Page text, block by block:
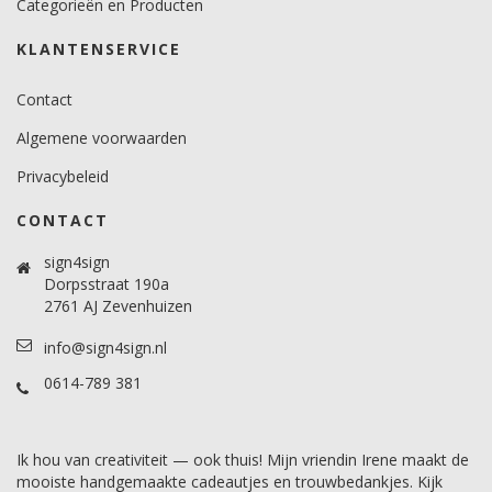
Categorieën en Producten
KLANTENSERVICE
Contact
Algemene voorwaarden
Privacybeleid
CONTACT
sign4sign
Dorpsstraat 190a
2761 AJ Zevenhuizen
info@sign4sign.nl
0614-789 381
Ik hou van creativiteit — ook thuis! Mijn vriendin Irene maakt de
mooiste handgemaakte cadeautjes en trouwbedankjes. Kijk